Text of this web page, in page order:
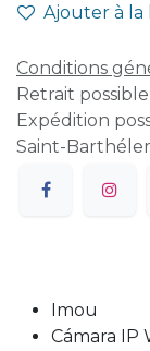
Ajouter à la
Conditions
Retrait
Expédition
Saint-
Imou
Cámara IP